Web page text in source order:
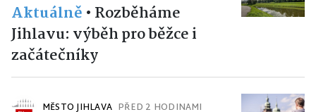
Aktuálně • Rozběháme
Jihlavu: výběh pro běžce i
začátečníky
MĚSTO JIHLAVA PŘED 2 HODINAMI